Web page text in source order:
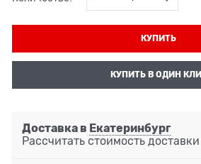
КУПИТЬ
КУПИТЬ В ОДИН
Доставка в Екатеринбург
Рассчитать стоимость доставки